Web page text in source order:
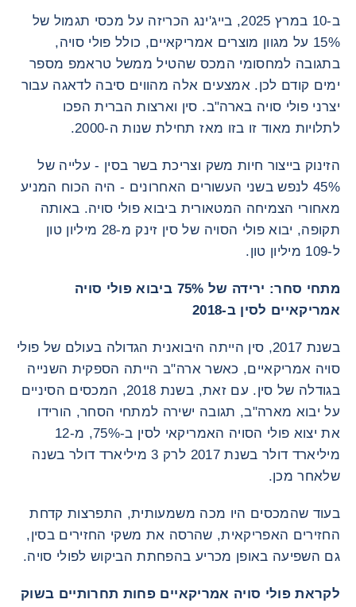
ב-10 במרץ 2025, בייג'ינג הכריזה על מכסי תגמול של
15% על מגוון מוצרים אמריקאיים, כולל פולי סויה,
בתגובה למחסומי המכס שהטיל ממשל טראמפ מספר
ימים קודם לכן. אמצעים אלה מהווים סיבה לדאגה עבור
יצרני פולי סויה בארה"ב. סין וארצות הברית הפכו
לתלויות מאוד זו בזו מאז תחילת שנות ה-2000.
הזינוק בייצור חיות משק וצריכת בשר בסין - עלייה של
45% לנפש בשני העשורים האחרונים - היה הכוח המניע
מאחורי הצמיחה המטאורית ביבוא פולי סויה. באותה
תקופה, יבוא פולי הסויה של סין זינק מ-28 מיליון טון
ל-109 מיליון טון.
מתחי סחר: ירידה של 75% ביבוא פולי סויה
אמריקאיים לסין ב-2018
בשנת 2017, סין הייתה היבואנית הגדולה בעולם של פולי
סויה אמריקאיים, כאשר ארה"ב הייתה הספקית השנייה
בגודלה של סין. עם זאת, בשנת 2018, המכסים הסיניים
על יבוא מארה"ב, תגובה ישירה למתחי הסחר, הורידו
את יצוא פולי הסויה האמריקאי לסין ב-75%, מ-12
מיליארד דולר בשנת 2017 לרק 3 מיליארד דולר בשנה
שלאחר מכן.
בעוד שהמכסים היו מכה משמעותית, התפרצות קדחת
החזירים האפריקאית, שהרסה את משקי החזירים בסין,
גם השפיעה באופן מכריע בהפחתת הביקוש לפולי סויה.
לקראת פולי סויה אמריקאיים פחות תחרותיים בשוק